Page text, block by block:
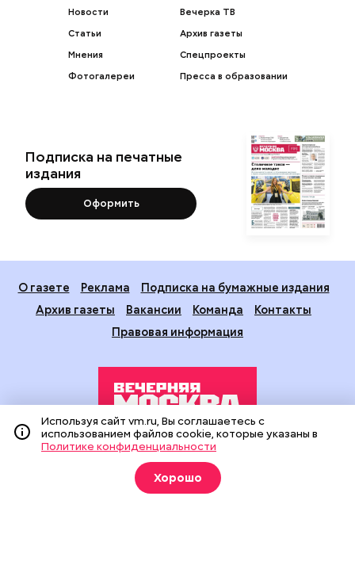
Новости
Статьи
Мнения
Фотогалереи
Вечерка ТВ
Архив газеты
Спецпроекты
Пресса в образовании
Подписка на печатные
издания
Оформить
О газете Реклама
Подписка на бумажные издания
Архив газеты
Вакансии Команда
Контакты
Правовая информация
Издание создано при финансовой поддержке Департамента
средств массовой информации и рекламы города Москвы.
На сайте применяются рекомендательные технологии
(информационные технологии предоставления информации
Используя сайт vm.ru, Вы соглашаетесь с
использованием файлов cookie, которые указаны в
Политике конфиденциальности
Хорошо